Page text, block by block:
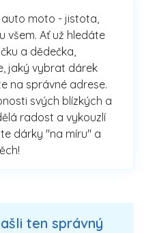
moto - jistota,
všem. Ať už hledáte
a dědečka,
jaký vybrat dárek
na správné adrese.
svých blízkých a
radost a vykouzlí
dárky "na míru" a
ten správný